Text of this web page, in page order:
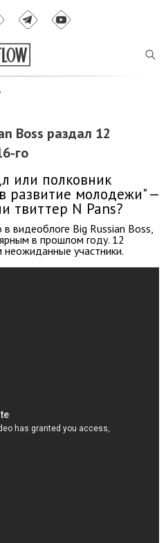
Boss раздал 12
го
или полковник
развитие молодежи" —
твиттер N Pans?
видеоблоге Big Russian Boss,
в прошлом году. 12
участники.